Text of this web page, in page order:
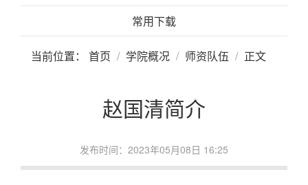
常用下载
当前位置： 首页 学院概况 师资队伍 正文
赵国清简介
发布时间：2023年05月08日 16:25